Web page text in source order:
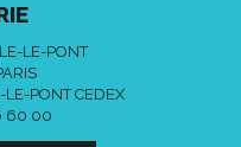
LE-PONT
PONT CEDEX
60 00